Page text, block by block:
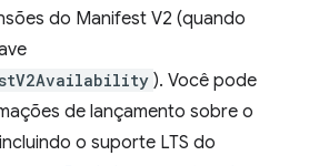
do Manifest V2 (quando
). Você pode
de lançamento sobre o
o suporte LTS do